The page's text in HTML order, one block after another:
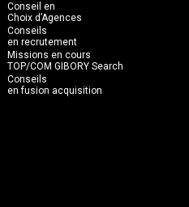
Conseil en
Choix d’Agences
Conseils
en recrutement
Missions en cours
TOP/COM GIBORY Search
Conseils
en fusion acquisition